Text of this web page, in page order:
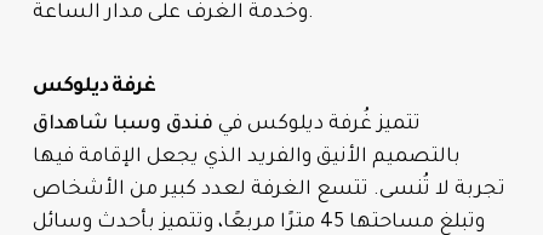
وخدمة الغرف على مدار الساعة.
غرفة ديلوكس
تتميز غُرفة ديلوكس في فندق وسبا شاهداق
بالتصميم الأنيق والفريد الذي يجعل الإقامة فيها
تجربة لا تُنسى. تتسع الغرفة لعدد كبير من الأشخاص
وتبلغ مساحتها 45 مترًا مربعًا، وتتميز بأحدث وسائل